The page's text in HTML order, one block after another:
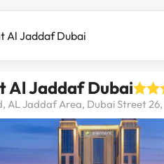
Al Jaddaf Dubai
AL Jaddaf Area, Dubai Street